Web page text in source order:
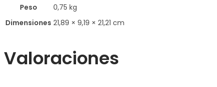
Peso
0,75 kg
Dimensiones 21,89 × 9,19 × 21,21 cm
Valoraciones